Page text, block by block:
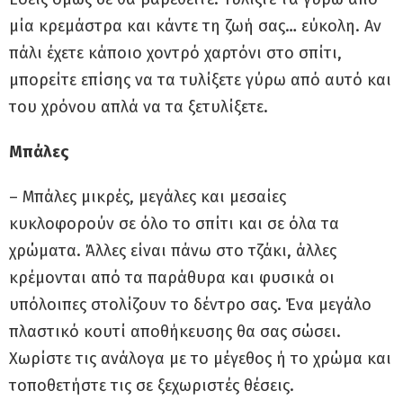
μία κρεμάστρα και κάντε τη ζωή σας… εύκολη. Αν
πάλι έχετε κάποιο χοντρό χαρτόνι στο σπίτι,
μπορείτε επίσης να τα τυλίξετε γύρω από αυτό και
του χρόνου απλά να τα ξετυλίξετε.
Μπάλες
– Μπάλες μικρές, μεγάλες και μεσαίες
κυκλοφορούν σε όλο το σπίτι και σε όλα τα
χρώματα. Άλλες είναι πάνω στο τζάκι, άλλες
κρέμονται από τα παράθυρα και φυσικά οι
υπόλοιπες στολίζουν το δέντρο σας. Ένα μεγάλο
πλαστικό κουτί αποθήκευσης θα σας σώσει.
Χωρίστε τις ανάλογα με το μέγεθος ή το χρώμα και
τοποθετήστε τις σε ξεχωριστές θέσεις.